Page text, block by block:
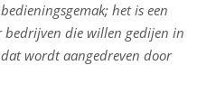
het is een
bedrijven die willen gedijen in
wordt aangedreven door